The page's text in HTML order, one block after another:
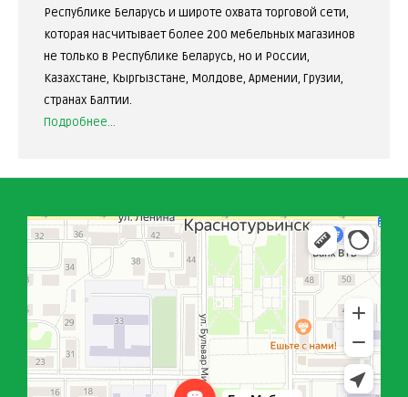
Республике Беларусь и широте охвата торговой сети,
которая насчитывает более 200 мебельных магазинов
не только в Республике Беларусь, но и России,
Казахстане, Кыргызстане, Молдове, Армении, Грузии,
странах Балтии.
Подробнее...
БелМебель
Магазин мебели в Краснотурьинске
Мебель для спальни в Краснотурьинске